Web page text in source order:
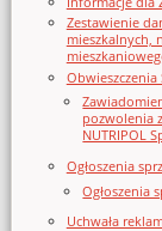
Zestawienie
mieszkalnych,
pozwolenia
NUTRIPOL
Ogłoszenia
Ogłoszenia
Uchwała